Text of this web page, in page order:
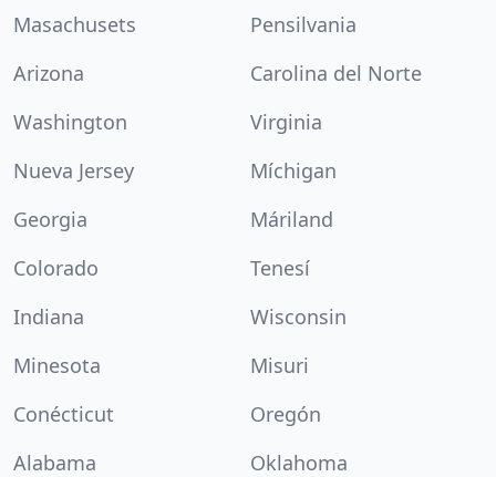
Masachusets
Pensilvania
Arizona
Carolina del Norte
Washington
Virginia
Nueva Jersey
Míchigan
Georgia
Máriland
Colorado
Tenesí
Indiana
Wisconsin
Minesota
Misuri
Conécticut
Oregón
Alabama
Oklahoma